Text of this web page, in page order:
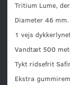
Tritium Lume,
Diameter 46 mm.
1 vejs
Vandtæt 500
Tykt ridsefrit
Ekstra